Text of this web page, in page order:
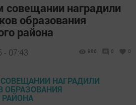
совещании наградили
образования
района
- 07:43 986 0 0